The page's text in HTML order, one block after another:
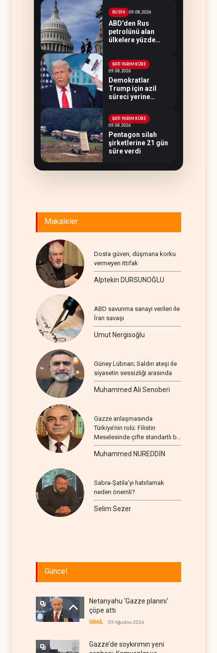
RUSYA 09.08.2026
ABD'den Rus
petrolünü alan
ülkelere yüzde
BATI YARIM KÜRE
09.08.2026
Demokratlar
Trump için azil
süreci yerine
hazırlıyor
BATI YARIM KÜRE
09.08.2026
Pentagon silah
şirketlerine 21 gün
süre verdi
Makaleler
Dosta güven, düşmana korku
vermeyen ittifak
Alptekin DURSUNOĞLU
ABD savunma sanayi verileri ile
İran savaşı
Umut Nergisoğlu
Güney Lübnan; Saldırı ateşi ile
siyasetin sessizliği arasında
Muhammed Ali Senoberi
Gazze anlaşmasında
Türkiye’nin rolü: Filistin
Meselesinde çifte standartlı bir
seyir
Muhammed NUREDDİN
Sabra-Şatila’yı hatırlamak
neden önemli?
Selim Sezer
Güncel
Netanyahu ‘Gazze planını’
çöpe attı
İSRAİL 09 Ağustos 2026
Gazze’de soykırımın yeni